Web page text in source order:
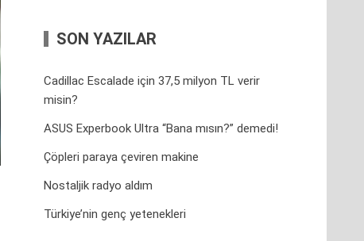
SON YAZILAR
Cadillac Escalade için 37,5 milyon TL verir
misin?
ASUS Experbook Ultra “Bana mısın?” demedi!
Çöpleri paraya çeviren makine
Nostaljik radyo aldım
Türkiye’nin genç yetenekleri